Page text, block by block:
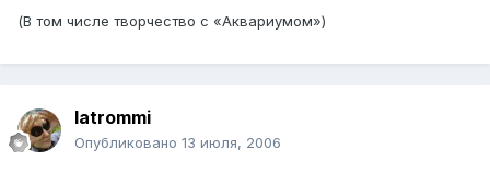
(В том числе творчество с «Аквариумом»)
latrommi
Опубликовано 13 июля, 2006